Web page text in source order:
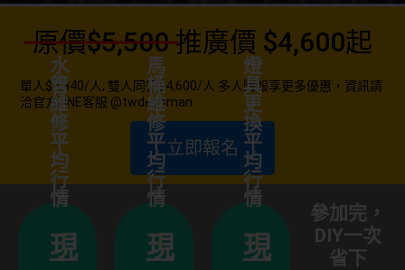
原價$5,500 推廣價 $4,600起
單人$4,840/人; 雙人同行$4,600/人 多人團報享更多優惠，資訊請
洽官方LINE客服 @twdecoman
立即報名
水
管
維
修
平
均
行
情
現
自
修
也
可
以
！
即
刻
省
馬
桶
維
修
平
均
行
情
現
s
o
a
s
y
！
刻
省
錢
燈
具
更
換
平
均
行
情
現
燈
具
你
也
可
以
變
成
Pr
o
！
巧
刻
省
參加完，
DIY一次
省下